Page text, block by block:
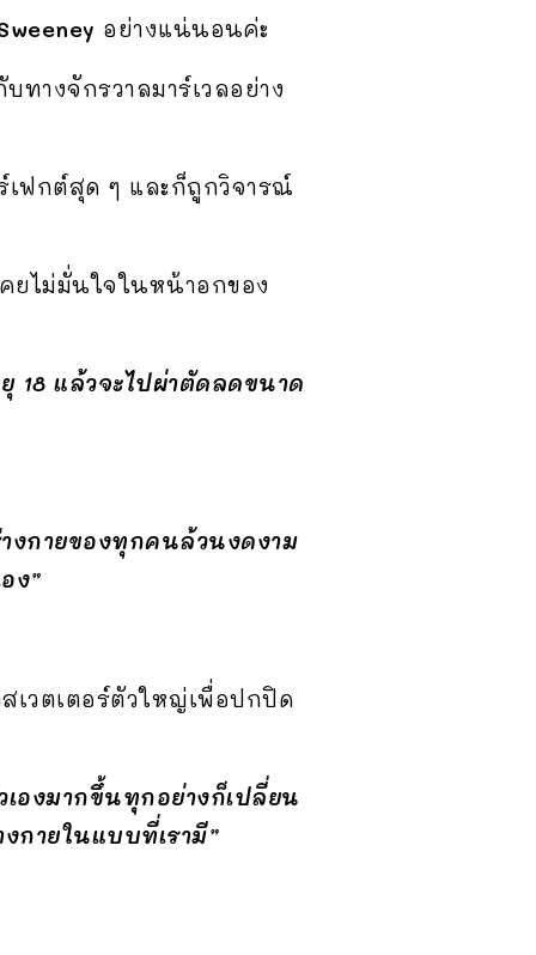
อย่างแน่นอนค่ะ
ทางจักรวาลมาร์เวลอย่าง
เฟกต์สุด ๆ และก็ถูกวิจารณ์
คยไม่มั่นใจในหน้าอกของ
18 แล้วจะไปผ่าตัดลดขนาด
กายของทุกคนล้วนงดงาม
ง”
เวตเตอร์ตัวใหญ่เพื่อปกปิด
องมากขึ้นทุกอย่างก็เปลี่ยน
กายในแบบที่เรามี”